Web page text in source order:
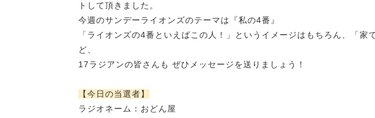
トして頂きました。
今週のサンデーライオンズのテーマは『私の4番』
「ライオンズの4番といえばこの人！」というイメージはもちろん、「家
ど、
17ラジアンの皆さんも ぜひメッセージを送りましょう！
【今日の当選者】
ラジオネーム：おどん屋